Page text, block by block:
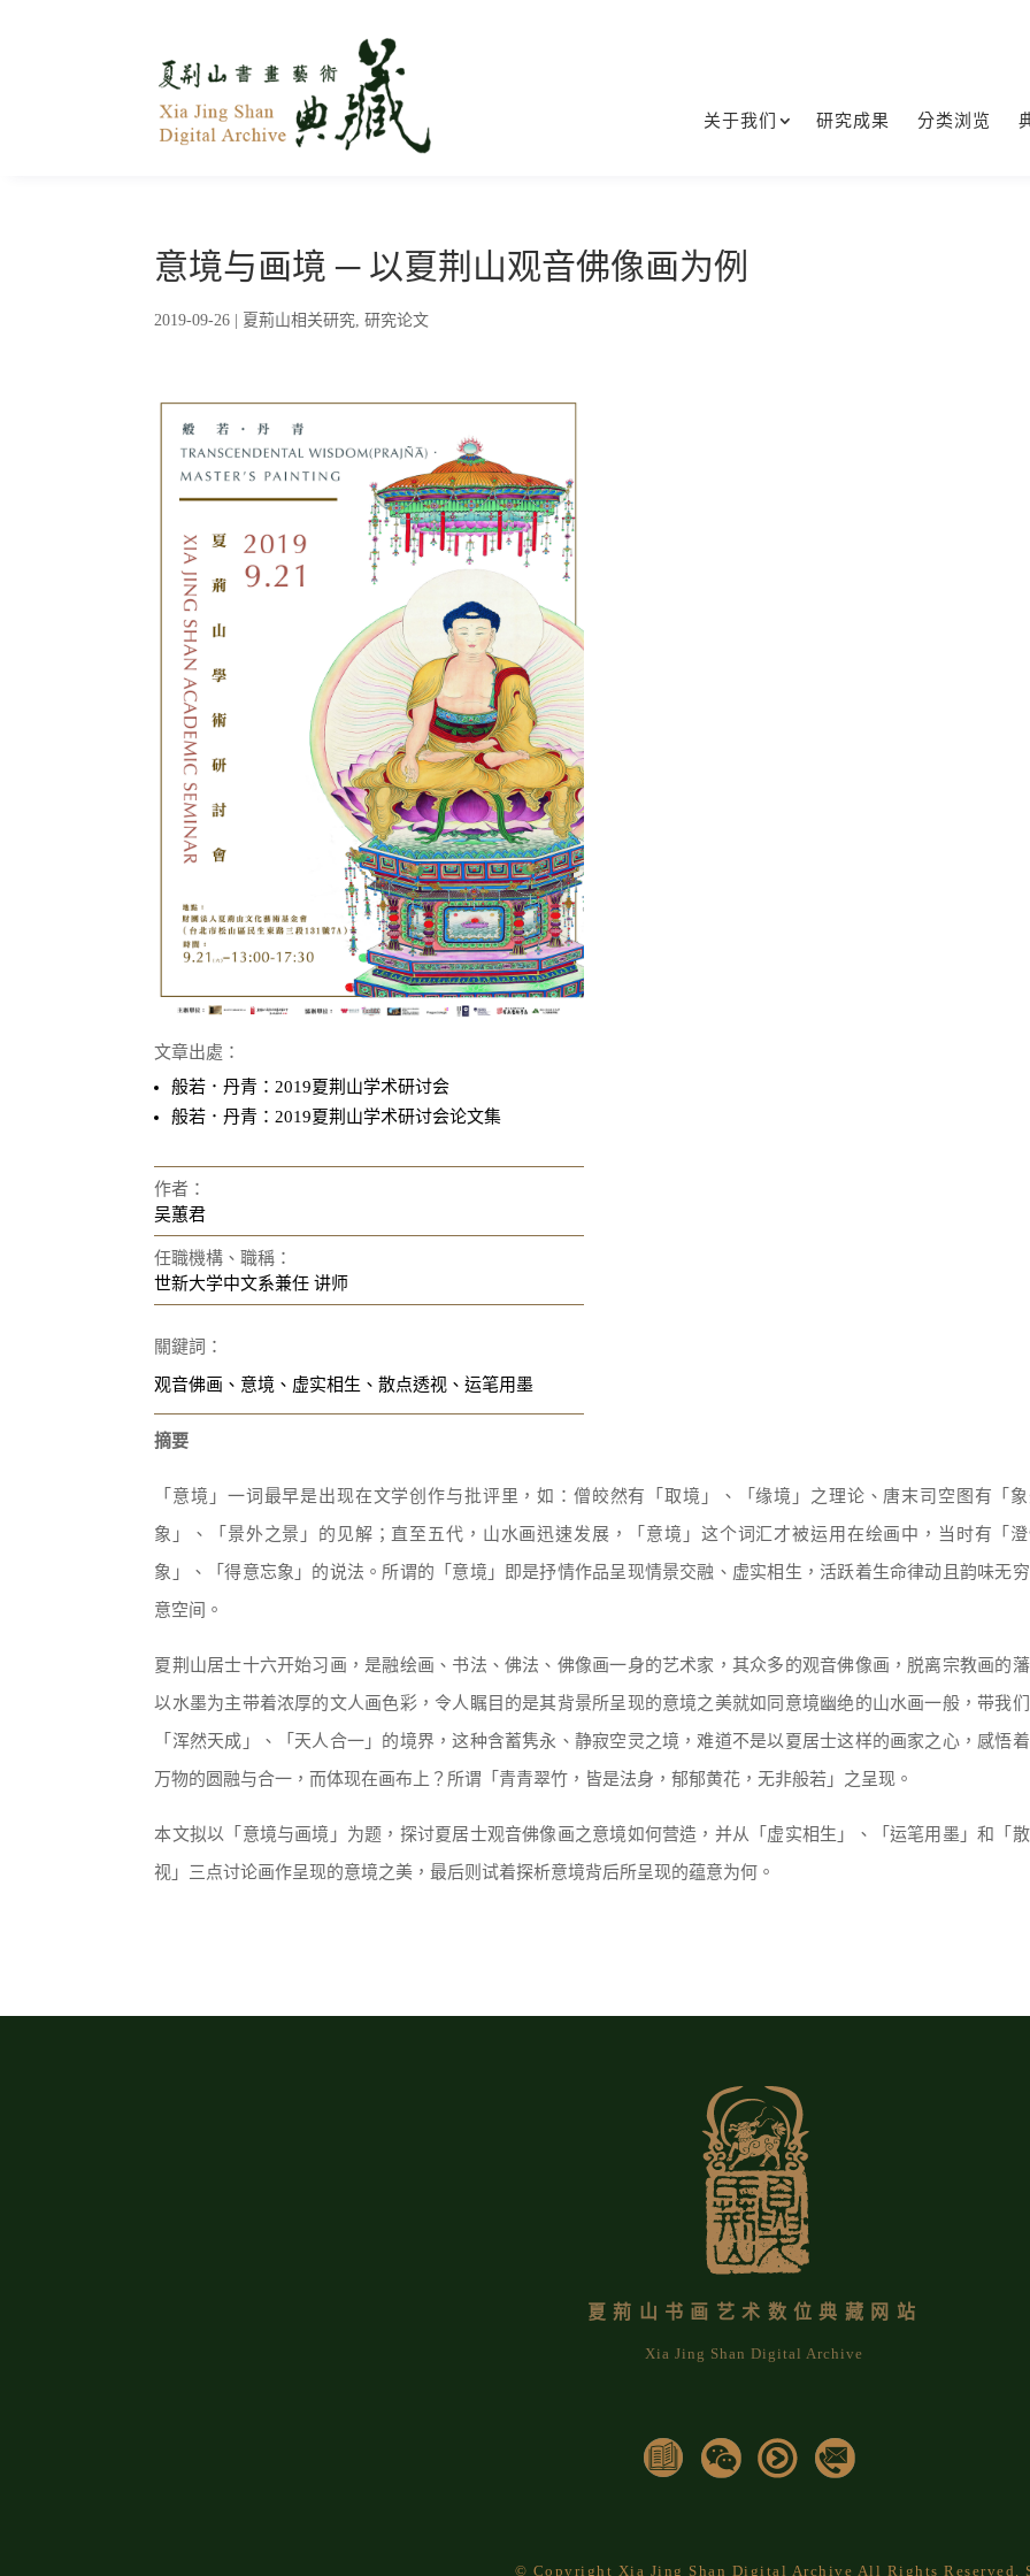
关于我们 研究成果 分类浏览
意境与画境 ─ 以夏荆山观音佛像画为例
2019-09-26 夏荊山相关研究,研究论文
文章出處：
般若．丹青：2019夏荆山学术研讨会
般若．丹青：2019夏荆山学术研讨会论文集
作者：
吴蕙君
任職機構、職稱：
世新大学中文系兼任 讲师
關鍵詞：
观音佛画、意境、虚实相生、散点透视、运笔用墨
摘要
「意境」一词最早是出现在文学创作与批评里，如：僧皎然有「取境」、「缘境」之理论、唐末司空图有「象
象」、「景外之景」的见解；直至五代，山水画迅速发展，「意境」这个词汇才被运用在绘画中，当时有「
象」、「得意忘象」的说法。所谓的「意境」即是抒情作品呈现情景交融、虚实相生，活跃着生命律动且韵味无
意空间。
夏荆山居士十六开始习画，是融绘画、书法、佛法、佛像画一身的艺术家，其众多的观音佛像画，脱离宗教画的藩
以水墨为主带着浓厚的文人画色彩，令人瞩目的是其背景所呈现的意境之美就如同意境幽绝的山水画一般，带我们
「浑然天成」、「天人合一」的境界，这种含蓄隽永、静寂空灵之境，难道不是以夏居士这样的画家之心，感悟
万物的圆融与合一，而体现在画布上？所谓「青青翠竹，皆是法身，郁郁黄花，无非般若」之呈现。
本文拟以「意境与画境」为题，探讨夏居士观音佛像画之意境如何营造，并从「虚实相生」、「运笔用墨」和「
视」三点讨论画作呈现的意境之美，最后则试着探析意境背后所呈现的蕴意为何。
夏荊山书画艺术数位典藏网站
Xia Jing Shan Digital Archive
© Copyright Xia Jing Shan Digital Archive All Rights Reserved.